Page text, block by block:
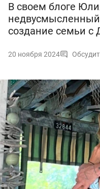
В своем блоге
создание семьи
20 ноября 2024